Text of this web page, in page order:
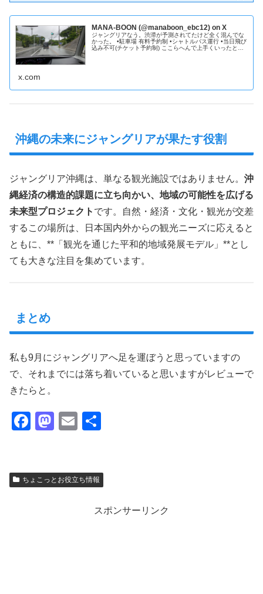
MANA-BOON (@manaboon_ebc12) on X
ジャングリアなう。渋滞が予測されてたけど全く混んでな
かった。 •駐車場 有料予約制 •シャトルバス運行 •当日飛び
込み不可(チケット予約制) ここらへんで上手くいったと思
x.com
沖縄の未来にジャングリアが果たす役割
ジャングリア沖縄は、単なる観光施設ではありません。 沖
縄経済の構造的課題に立ち向かい、地域の可能性を広げる
未来型プロジェクト です。自然・経済・文化・観光が交差
するこの場所は、日本国内外からの観光ニーズに応えると
ともに、**「観光を通じた平和的地域発展モデル」**とし
ても大きな注目を集めています。
まとめ
私も9月にジャングリアへ足を運ぼうと思っていますの
で、それまでには落ち着いていると思いますがレビューで
きたらと。
F
e
M
o
E
ちょこっとお役立ち情報
スポンサーリンク